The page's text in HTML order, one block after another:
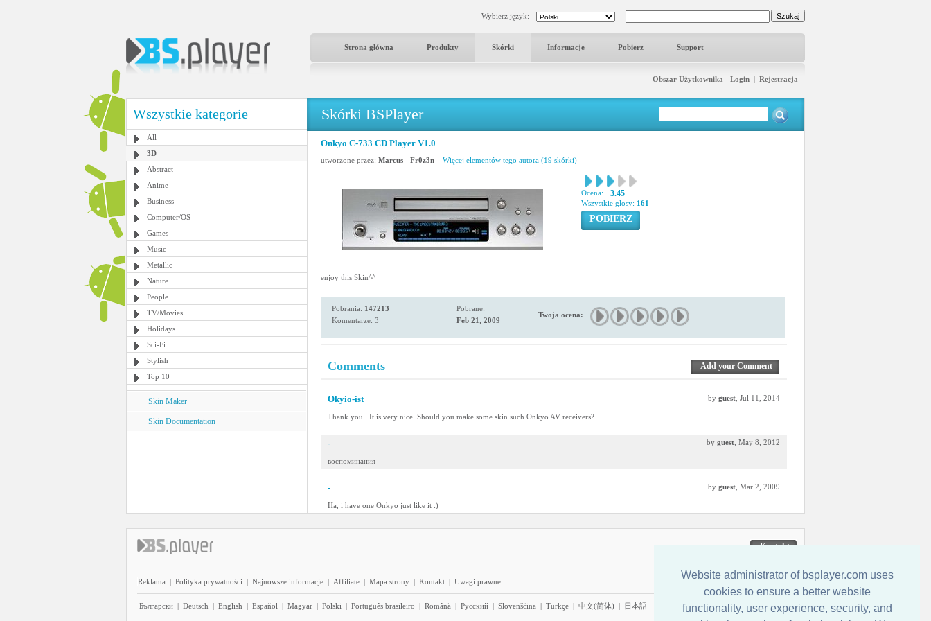
Website administrator of bsplayer.com uses
cookies to ensure a better website
functionality, user experience, security, and
Wybierz język:
Strona główna Produkty Skórki Informacje Pobierz Support
Obszar Użytkownika - Login | Rejestracja
Wszystkie kategorie
All
3D
Abstract
Anime
Business
Computer/OS
Games
Music
Metallic
Nature
People
TV/Movies
Holidays
Sci-Fi
Stylish
Top 10
Skin Maker
Skin Documentation
Skórki BSPlayer
Onkyo C-733 CD Player V1.0
utworzone przez: Marcus - Fr0z3n Więcej elementów tego autora (19 skórki)
Ocena: 3.45
Wszystkie głosy: 161
POBIERZ
enjoy this Skin^^
Pobrania: 147213
Komentarze: 3
Pobrane:
Feb 21, 2009
Twoja ocena:
Comments Add your Comment
Okyio-ist by guest , Jul 11, 2014
Thank you.. It is very nice. Should you make some skin such Onkyo AV receivers?
- by guest , May 8, 2012
воспоминания
- by guest , Mar 2, 2009
Ha, i have one Onkyo just like it :)
Kontakt
Reklama | Polityka prywatności | Najnowsze informacje | Affiliate | Mapa strony | Kontakt | Uwagi prawne
Български | Deutsch | English | Español | Magyar | Polski | Português brasileiro | Română | Pyccĸий | Slovenščina | Türkçe | 中文(简体) | 日本語